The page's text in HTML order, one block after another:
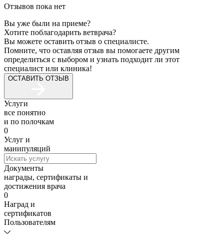
Отзывов пока нет
Вы уже были на приеме?
Хотите поблагодарить ветврача?
Вы можете оставить отзыв о специалисте.
Помните, что оставляя отзыв вы помогаете другим
определиться с выбором и узнать подходит ли этот
специалист или клиника!
ОСТАВИТЬ ОТЗЫВ
Услуги
все понятно
и по полочкам
0
Услуг и
манипуляций
Документы
награды, сертификаты и
достижения врача
0
Наград и
сертификатов
Пользователям